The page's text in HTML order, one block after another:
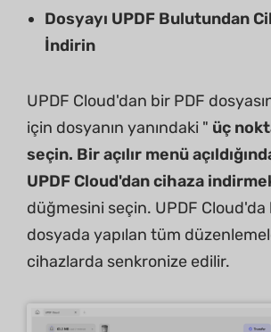
Dosyayı UPDF Bulutundan
İndirin
UPDF Cloud'dan bir PDF
için dosyanın yanındaki " üç
seçin. Bir açılır menü
UPDF Cloud'dan cihaza
düğmesini seçin. UPDF
dosyada yapılan tüm
cihazlarda senkronize edilir.